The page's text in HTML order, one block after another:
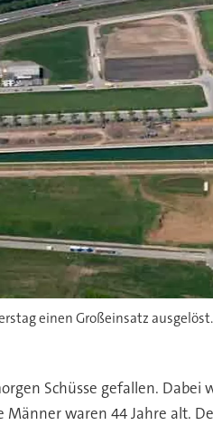
einen Großeinsatz
Schüsse gefallen.
waren 44 Jahre alt.